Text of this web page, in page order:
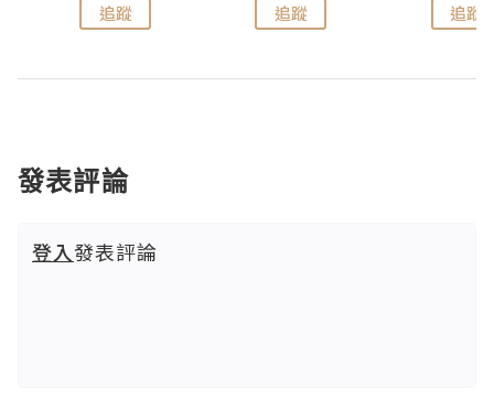
追蹤 追蹤 追蹤
發表評論
登入發表評論